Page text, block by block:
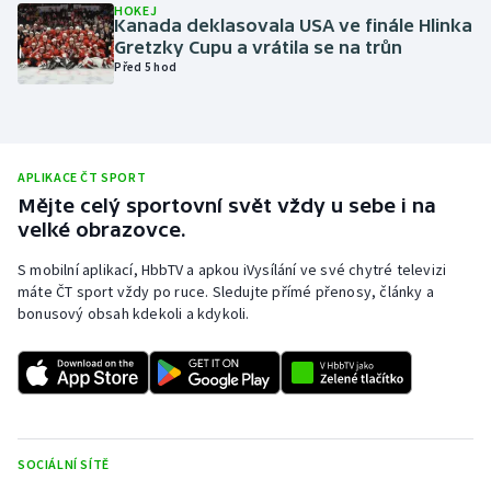
Plavání
Rychlobruslení
Short track
Sportovní střelba
Triatlon
HOKEJ
Kanada deklasovala USA ve finále Hlinka
Gretzky Cupu a vrátila se na trůn
Před 5 hod
APLIKACE ČT SPORT
Mějte celý sportovní svět vždy u sebe i na
velké obrazovce.
S mobilní aplikací, HbbTV a apkou iVysílání ve své chytré televizi
máte ČT sport vždy po ruce. Sledujte přímé přenosy, články a
bonusový obsah kdekoli a kdykoli.
SOCIÁLNÍ SÍTĚ